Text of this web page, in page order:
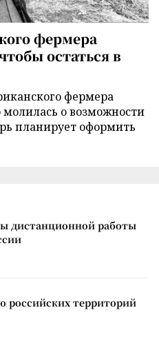
фермера
остаться в
фермера
о возможности
планирует оформить
дистанционной работы
российских территорий